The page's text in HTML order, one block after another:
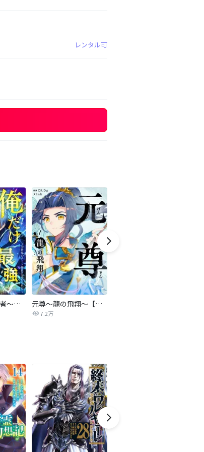
レンタル可
俺だけ最強超越者～全世界のチート師匠に認められた～【タテヨミ】 元尊～龍の飛翔～【タテヨミ】
7.2万